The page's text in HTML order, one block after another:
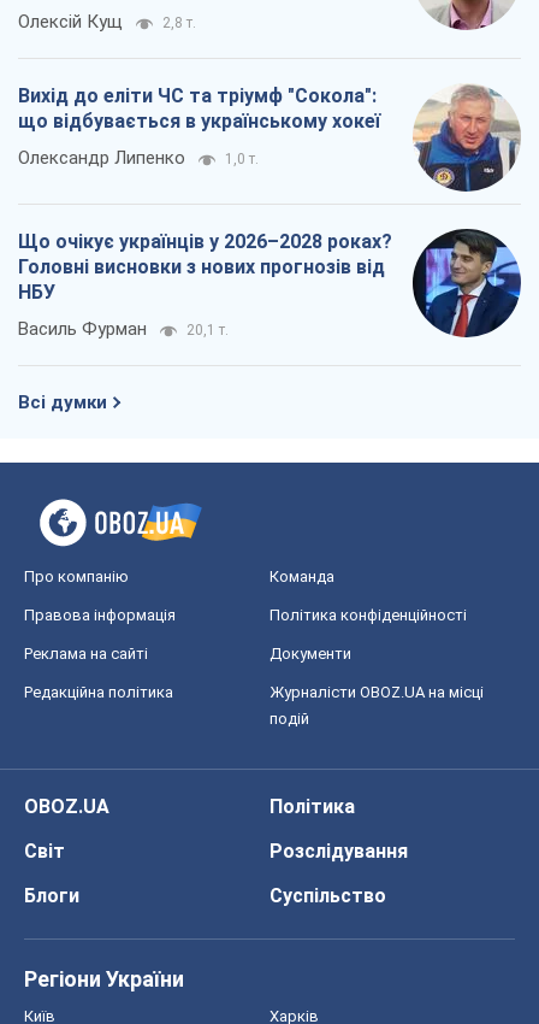
Олексій Кущ 2,8 т.
Вихід до еліти ЧС та тріумф "Сокола":
що відбувається в українському хокеї
Олександр Липенко 1,0 т.
Що очікує українців у 2026–2028 роках?
Головні висновки з нових прогнозів від
НБУ
Василь Фурман 20,1 т.
Всі думки
Про компанію Команда
Правова інформація Політика конфіденційності
Реклама на сайті Документи
Редакційна політика
Журналісти OBOZ.UA на місці
подій
OBOZ.UA
Політика
Світ
Розслідування
Блоги
Суспільство
Регіони України
Київ Харків